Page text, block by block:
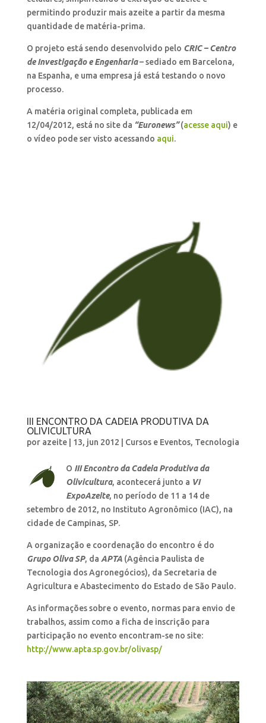
permitindo produzir mais azeite a partir da mesma
quantidade de matéria-prima.
O projeto está sendo desenvolvido pelo CRIC – Centro
de Investigação e Engenharia– sediado em Barcelona,
na Espanha, e uma empresa já está testando o novo
processo.
A matéria original completa, publicada em
12/04/2012, está no site da “Euronews”(acesse aqui) e
o vídeo pode ser visto acessando aqui.
III ENCONTRO DA CADEIA PRODUTIVA DA
OLIVICULTURA
por azeite| 13, jun 2012 Cursos e Eventos, Tecnologia
O III Encontro da Cadeia Produtiva da
Olivicultura, acontecerá junto a VI
ExpoAzeite, no período de 11 a 14 de
setembro de 2012, no Instituto Agronômico (IAC), na
cidade de Campinas, SP.
A organização e coordenação do encontro é do
Grupo Oliva SP, da APTA(Agência Paulista de
Tecnologia dos Agronegócios), da Secretaria de
Agricultura e Abastecimento do Estado de São Paulo.
As informações sobre o evento, normas para envio de
trabalhos, assim como a ficha de inscrição para
participação no evento encontram-se no site:
http://www.apta.sp.gov.br/olivasp/